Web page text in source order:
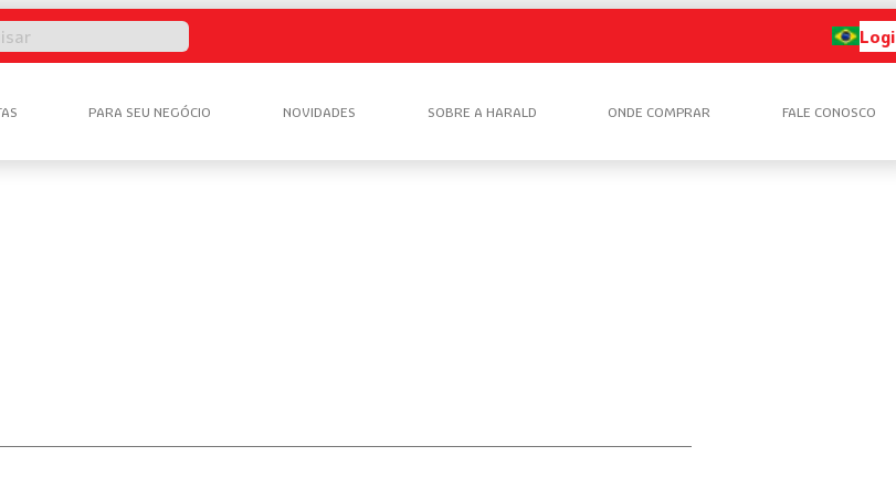
PARA SEU NEGÓCIO NOVIDADES SOBRE A HARALD ONDE COMPRAR FALE CONOSCO